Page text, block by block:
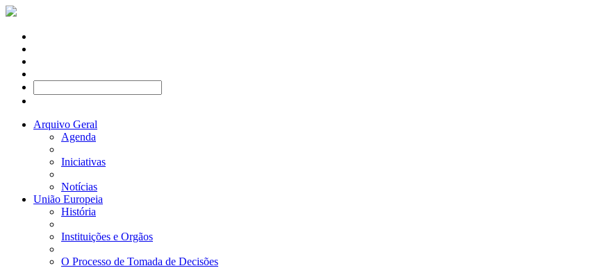
Arquivo Geral
Agenda
Iniciativas
Notícias
União Europeia
História
Instituições e Orgãos
O Processo de Tomada de Decisões